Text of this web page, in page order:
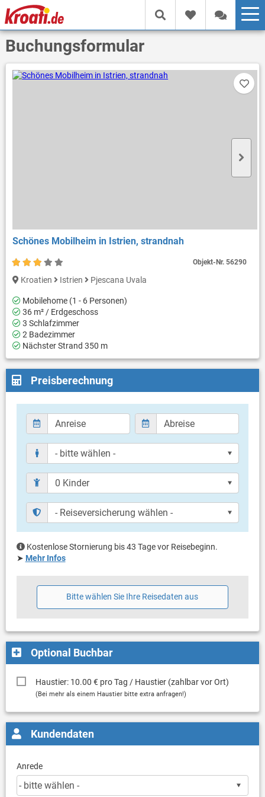
Buchungsformular
Schönes Mobilheim in Istrien, strandnah
Kroatien Istrien Pjescana Uvala
Mobilehome (1 - 6 Personen)
36 m² / Erdgeschoss
3 Schlafzimmer
2 Badezimmer
Nächster Strand 350 m
Objekt-Nr. 56290
Preisberechnung
Kostenlose Stornierung bis 43 Tage vor Reisebeginn.
➤ Mehr Infos
Bitte wählen Sie Ihre Reisedaten aus
Optional Buchbar
Haustier: 10.00 € pro Tag / Haustier (zahlbar vor Ort)
(Bei mehr als einem Haustier bitte extra anfragen!)
Kundendaten
Anrede